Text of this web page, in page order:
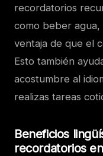
recordatorios
como beber agua,
ventaja de que el
Esto también
acostumbre al
realizas tareas
Beneficios
recordatorios